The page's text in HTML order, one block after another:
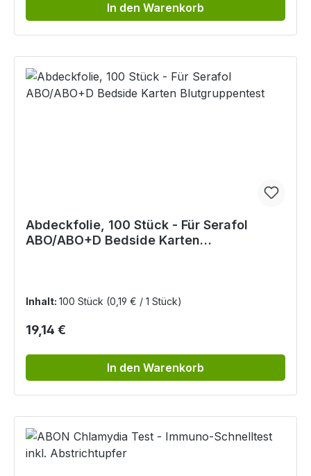
In den Warenkorb
Abdeckfolie, 100 Stück - Für Serafol
ABO/ABO+D Bedside Karten
Inhalt: 100 Stück (0,19 € / 1 Stück)
Regulärer Preis:
19,14 €
In den Warenkorb